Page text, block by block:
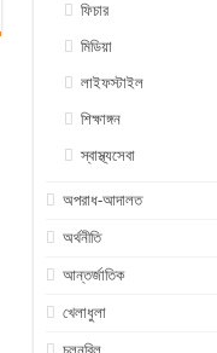
ফিচার
মিডিয়া
লাইফস্টাইল
শিক্ষাঙ্গন
স্বাস্থ্যসেবা
অপরাধ-আদালত
অর্থনীতি
আন্তর্জাতিক
খেলাধুলা